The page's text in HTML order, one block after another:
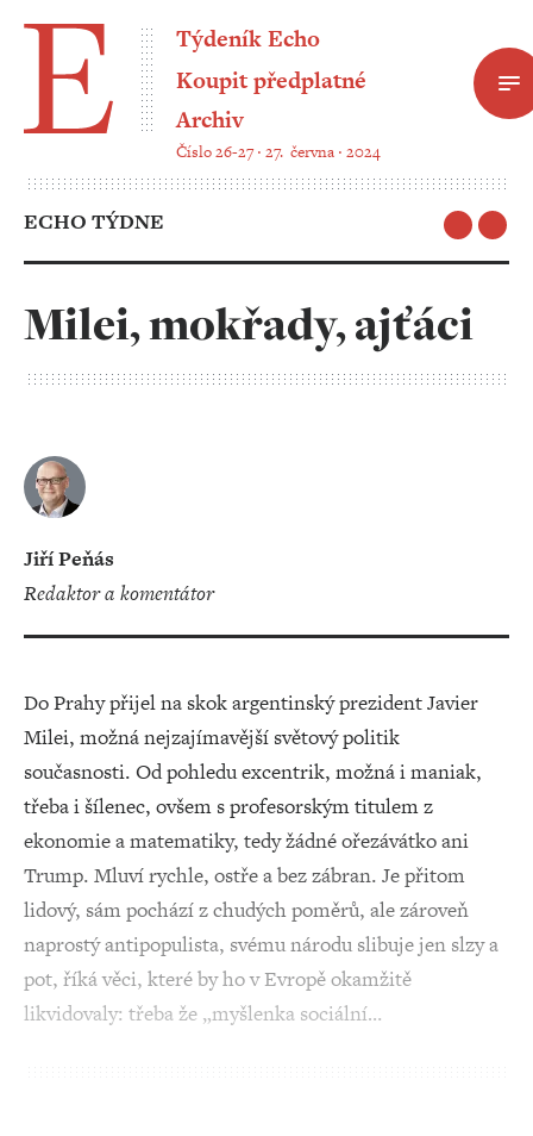
Týdeník Echo
Koupit předplatné
Archiv
Číslo 26-27 ‧ 27. června ‧ 2024
ECHO TÝDNE
Milei, mokřady, ajťáci
Jiří Peňás
redaktor a komentátor
Do Prahy přijel na skok argentinský prezident Javier
Milei, možná nejzajímavější světový politik
současnosti. Od pohledu excentrik, možná i maniak,
třeba i šílenec, ovšem s profesorským titulem z
ekonomie a matematiky, tedy žádné ořezávátko ani
Trump. Mluví rychle, ostře a bez zábran. Je přitom
lidový, sám pochází z chudých poměrů, ale zároveň
naprostý antipopulista, svému národu slibuje jen slzy a
pot, říká věci, které by ho v Evropě okamžitě
likvidovaly: třeba že „myšlenka sociální…